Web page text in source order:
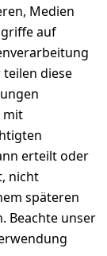
Medien
auf
diese
mit
erteilt oder
nicht
späteren
Beachte unser
RECHNUNG